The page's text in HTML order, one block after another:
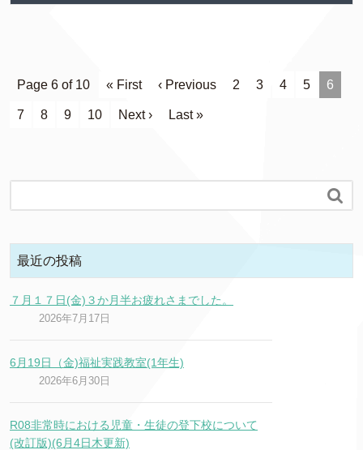
Page 6 of 10 « First ‹ Previous 2 3 4 5 6
7 8 9 10 Next › Last »

最近の投稿
７月１７日(金)３か月半お疲れさまでした。
2026年7月17日
6月19日（金)福祉実践教室(1年生)
2026年6月30日
R08非常時における児童・生徒の登下校について
(改訂版)(6月4日木更新)